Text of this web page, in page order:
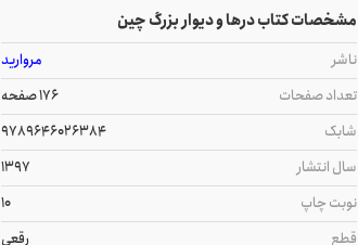
مشخصات کتاب درها و دیوار بزرگ چین
ناشر
مروارید
تعداد صفحات
176 صفحه
شابک
9789646026384
سال انتشار
1397
نوبت چاپ
10
قطع
رقعی